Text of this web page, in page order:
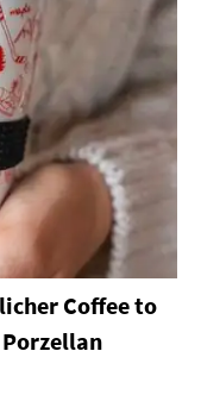
Coffee to